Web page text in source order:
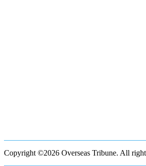
Copyright ©2026 Overseas Tribune. All